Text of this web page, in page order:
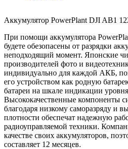
Aккумулятор PowerPlant DJI AB1
При помощи аккумулятора
будете обезопасены от разрядки
неподходящий момент. Японские
производителей фото и
индивидуально для каждой АКБ,
его устройством как родную
батареи на шкале индикации уровня
Высококачественные компоненты
благодаря низкому саморазряду и
плотности обеспечат надежную
радиоуправляемой техники.
качестве своих аккумуляторов,
составляет 12 месяцев.